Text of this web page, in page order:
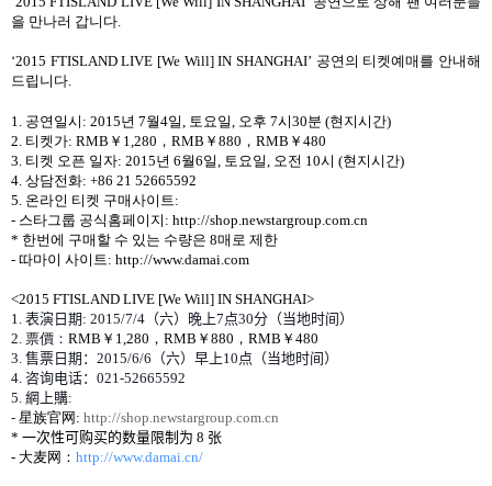
을 만나러 갑니다
‘2015 FTISLAND LIVE [We Will] IN SHANGHAI’ 공연의 티켓예매를 안내해
드립니다
1. 공연일시 : 2015년 7월4일 토요일 오후 7시30분 (현지시간)
2. 티켓가: RMB ￥ 1,280 ， RMB ￥ 880 ， RMB ￥ 480
3. 티켓 오픈 일자: 2015년 6월6일 토요일 오전 10시 (현지시간)
4. 상담전화: +86 21 52665592
5. 온라인 티켓 구매사이트 :
- 스타그룹 공식홈페이지 : http://shop.newstargroup.com.cn
* 한번에 구매할 수 있는 수량은 8매로 제한
- 따마이 사이트 : http://www.damai.com
<2015 FTISLAND LIVE [We Will] IN SHANGHAI>
1. 表演日期: 2015/7/4 （六） 晚上7 点30分 （当地时间）
2. 票價 ： RMB ￥ 1,280 ， RMB ￥ 880 ， RMB ￥ 480
3. 售票日期 ： 2015/6/6 （六） 早上10 点 （当地时间）
4. 咨询电话： 021-52665592
5. 網上購:
- 星族官网: http://shop.newstargroup.com.cn
* 一次性可购买的数量限制为 8 张
- 大麦网 ： http://www.damai.cn/